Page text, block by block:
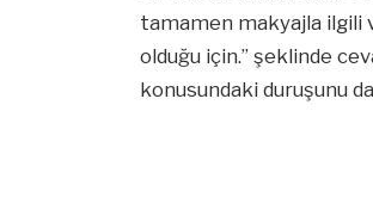
tamamen makyajla ilgili
olduğu için.” şeklinde
konusundaki duruşunu